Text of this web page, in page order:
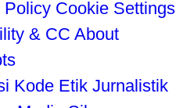
Policy Cookie Settings
& CC About
Kode Etik Jurnalistik